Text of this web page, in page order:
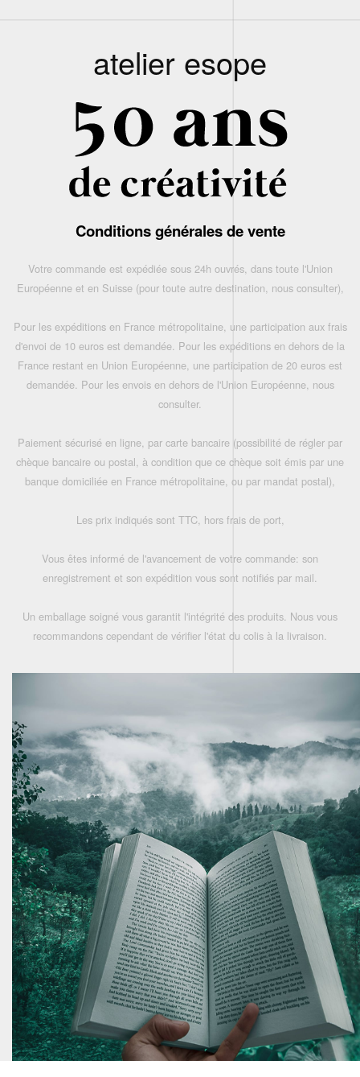
atelier esope
Conditions générales de vente
Votre commande est expédiée sous 24h ouvrés, dans toute l'Union
Européenne et en Suisse (pour toute autre destination, nous consulter),
Pour les expéditions en France métropolitaine, une participation aux frais
d'envoi de 10 euros est demandée. Pour les expéditions en dehors de la
France restant en Union Européenne, une participation de 20 euros est
demandée. Pour les envois en dehors de l'Union Européenne, nous
consulter.
Paiement sécurisé en ligne, par carte bancaire (possibilité de régler par
chèque bancaire ou postal, à condition que ce chèque soit émis par une
banque domiciliée en France métropolitaine, ou par mandat postal),
Les prix indiqués sont TTC, hors frais de port,
Vous êtes informé de l'avancement de votre commande: son
enregistrement et son expédition vous sont notifiés par mail.
Un emballage soigné vous garantit l'intégrité des produits. Nous vous
recommandons cependant de vérifier l'état du colis à la livraison.